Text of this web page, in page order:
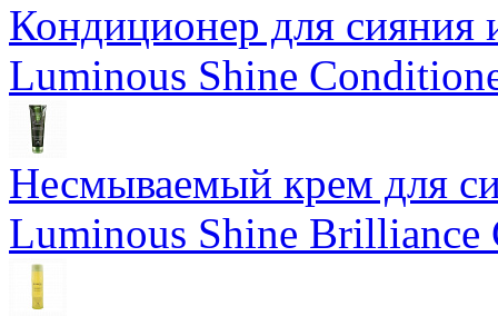
Кондиционер для сияния
Luminous Shine
Несмываемый крем для
Luminous Shine Brilliance